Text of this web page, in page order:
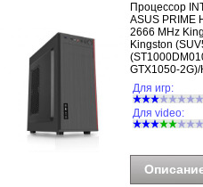
Процессор
ASUS PRIME
2666 MHz
Kingston
GTX1050-
Для игр:
Для video: